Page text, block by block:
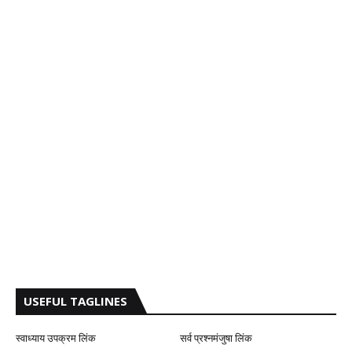
USEFUL TAGLINES
स्वाध्याय उपक्रम लिंक
सर्व प्रश्नमंजुषा लिंक